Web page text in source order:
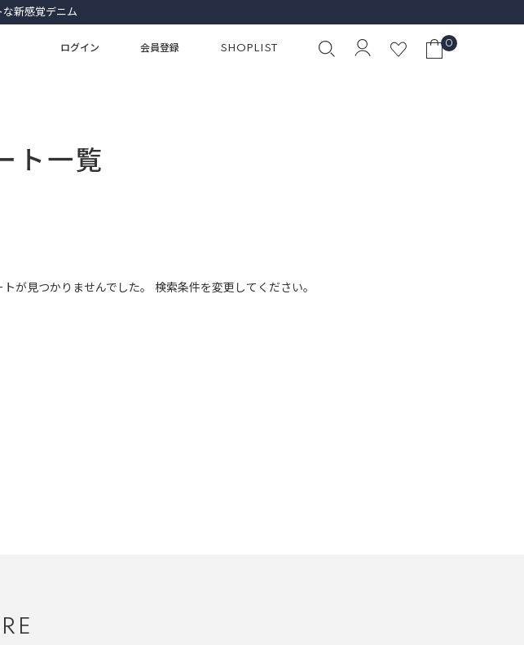
新感覚デニム
ログイン 会員登録 SHOPLIST 0
ト一覧
が見つかりませんでした。 検索条件を変更してください。